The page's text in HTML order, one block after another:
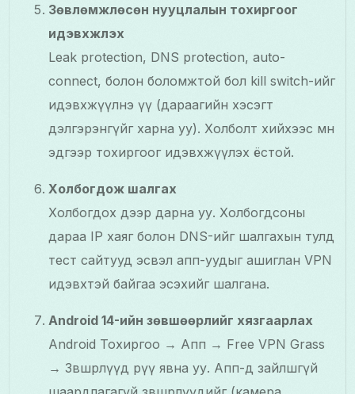
Зөвлөмжлөсөн нууцлалын тохиргоог
идэвхжүүлэх
Leak protection, DNS protection, auto-
connect, болон боломжтой бол kill switch-ийг
идэвхжүүлнэ үү (дараагийн хэсэгт
дэлгэрэнгүйг харна уу). Холболт хийхээс өмнө
эдгээр тохиргоог идэвхжүүлэх ёстой.
Холбогдож шалгах
Холбогдох дээр дарна уу. Холбогдсоны
дараа IP хаяг болон DNS-ийг шалгахын тулд
тест сайтууд эсвэл апп-уудыг ашиглан VPN
идэвхтэй байгаа эсэхийг шалгана.
Android 14-ийн зөвшөөрлийг хязгаарлах
Android Тохиргоо → Апп → Free VPN Grass
→ Зөвшөөрлүүд рүү явна уу. Апп-д зайлшгүй